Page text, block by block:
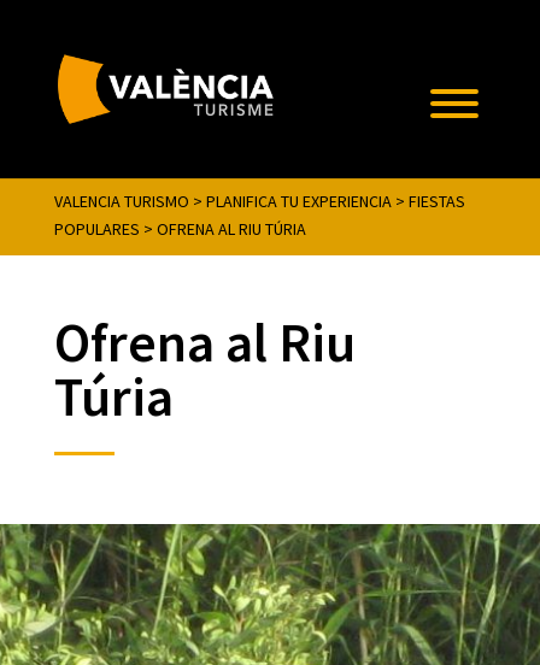
VALENCIA TURISMO > PLANIFICA TU EXPERIENCIA> FIESTAS
POPULARES > OFRENA AL RIU TÚRIA
Ofrena al Riu
Túria